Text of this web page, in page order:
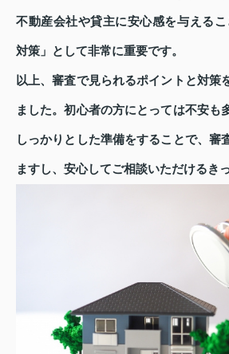
不動産会社や貸主に安心感を与える
対策」として非常に重要です。
以上、審査で見られるポイントと対策
ました。初心者の方にとっては不安も
しっかりとした準備をすることで、審
ますし、安心してご相談いただけるき